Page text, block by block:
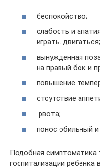
беспокойство;
слабость и
играть, двигаться;
вынужденная
на правый бок и
повышение
отсутствие
рвота;
понос обильный
Подобная симптоматика
госпитализации ребенка